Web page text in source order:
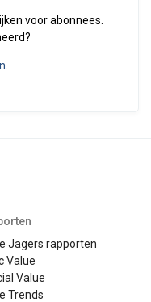
voor abonnees.
Jagers rapporten
Value
Value
Trends